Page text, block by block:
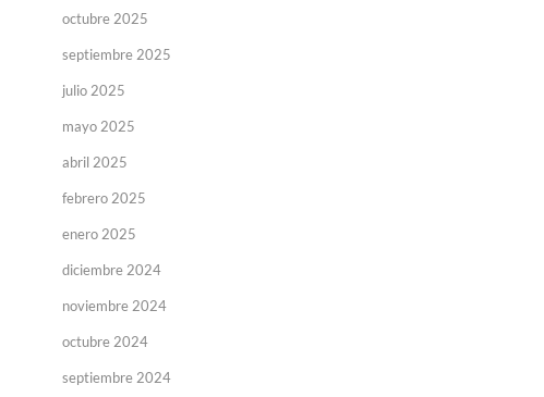
octubre 2025
septiembre 2025
julio 2025
mayo 2025
abril 2025
febrero 2025
enero 2025
diciembre 2024
noviembre 2024
octubre 2024
septiembre 2024